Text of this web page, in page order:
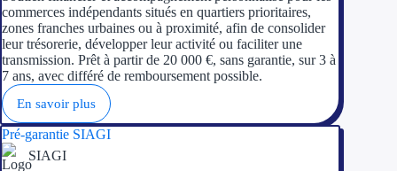
commerces indépendants situés en quartiers prioritaires,
zones franches urbaines ou à proximité, afin de consolider
leur trésorerie, développer leur activité ou faciliter une
transmission. Prêt à partir de 20 000 €, sans garantie, sur 3 à
7 ans, avec différé de remboursement possible.
En savoir plus
Pré-garantie SIAGI
SIAGI